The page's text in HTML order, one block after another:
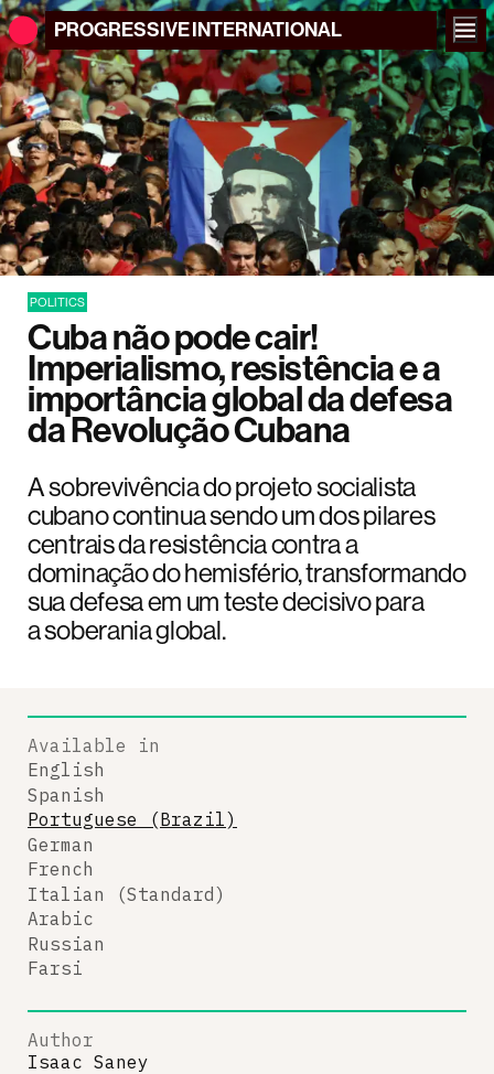
PROGRESSIVEINTERNATIONAL
POLITICS
Cuba não pode cair!
Imperialismo, resistência e a
importância global da defesa
da Revolução Cubana
A sobrevivência do projeto socialista
cubano continua sendo um dos pilares
centrais da resistência contra a
dominação do hemisfério, transformando
sua defesa em um teste decisivo para
a soberania global.
Available in
English
Spanish
Portuguese (Brazil)
German
French
Italian (Standard)
Arabic
Russian
Farsi
Author
Isaac Saney